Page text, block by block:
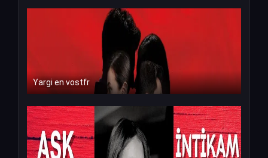
Yargi en vostfr